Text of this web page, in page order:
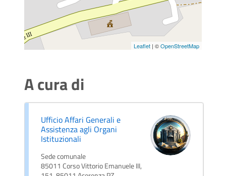
Leaflet | ©OpenStreetMap
A cura di
Ufficio Affari Generali e
Assistenza agli Organi
Istituzionali
Sede comunale
85011 Corso Vittorio Emanuele III,